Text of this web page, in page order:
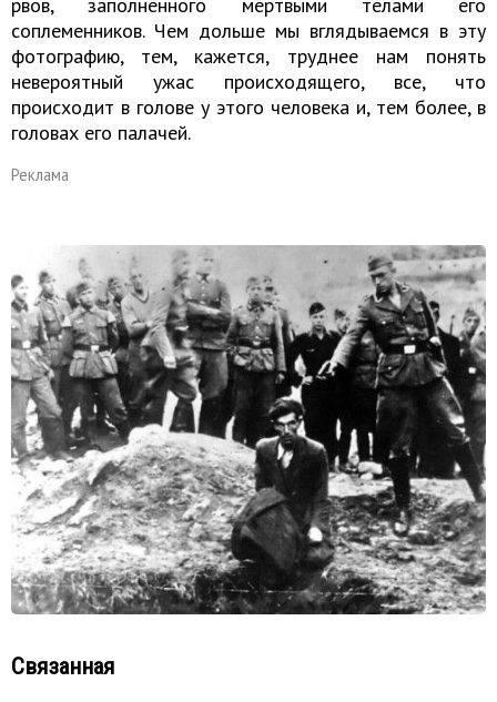
соплеменников. Чем дольше мы вглядываемся в эту
фотографию, тем, кажется, труднее нам понять
невероятный ужас происходящего, все, что
происходит в голове у этого человека и, тем более, в
головах его палачей.
Реклама
Связанная